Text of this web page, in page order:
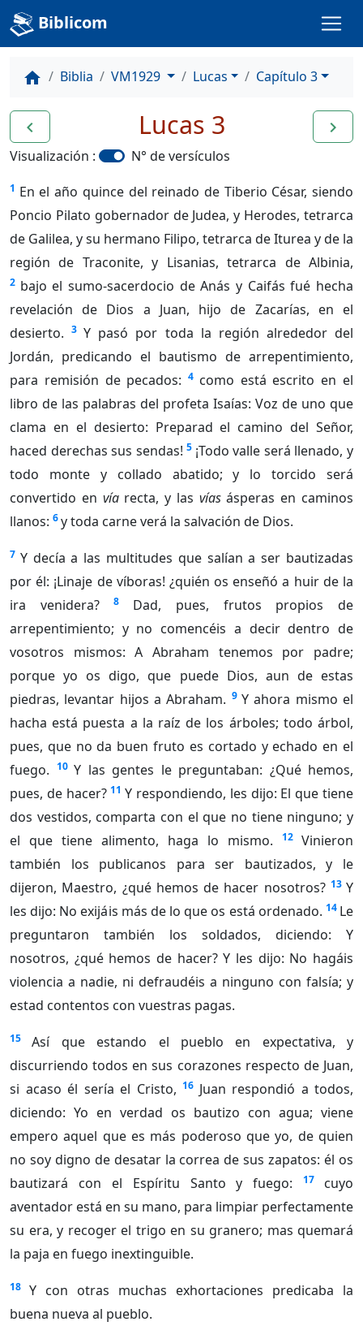
Biblicom
home Biblia VM1929 Lucas Capítulo 3
navigate_before navigate_next
Lucas 3
Visualización : N° de versículos
1 En el año quince del reinado de Tiberio César, siendo
Poncio Pilato gobernador de Judea, y Herodes, tetrarca
de Galilea, y su hermano Filipo, tetrarca de Iturea y de la
región de Traconite, y Lisanias, tetrarca de Albinia,
2 bajo el sumo-sacerdocio de Anás y Caifás fué hecha
revelación de Dios a Juan, hijo de Zacarías, en el
desierto. 3 Y pasó por toda la región alrededor del
Jordán, predicando el bautismo de arrepentimiento,
para remisión de pecados: 4 como está escrito en el
libro de las palabras del profeta Isaías: Voz de uno que
clama en el desierto: Preparad el camino del Señor,
haced derechas sus sendas! 5 ¡Todo valle será llenado, y
todo monte y collado abatido; y lo torcido será
convertido en víarecta, y las víasásperas en caminos
llanos: 6y toda carne verá la salvación de Dios.
7 Y decía a las multitudes que salían a ser bautizadas
por él: ¡Linaje de víboras! ¿quién os enseñó a huir de la
ira venidera?
8
Dad, pues, frutos propios de
arrepentimiento; y no comencéis a decir dentro de
vosotros mismos: A Abraham tenemos por padre;
porque yo os digo, que puede Dios, aun de estas
piedras, levantar hijos a Abraham. 9 Y ahora mismo el
hacha está puesta a la raíz de los árboles; todo árbol,
pues, que no da buen fruto es cortado y echado en el
fuego. 10 Y las gentes le preguntaban: ¿Qué hemos,
pues, de hacer? 11 Y respondiendo, les dijo: El que tiene
dos vestidos, comparta con el que no tiene ninguno; y
el que tiene alimento, haga lo mismo.
12 Vinieron
también los publicanos para ser bautizados, y le
dijeron, Maestro, ¿qué hemos de hacer nosotros? 13 Y
les dijo: No exijáis más de lo que os está ordenado. 14 Le
preguntaron también los soldados, diciendo: Y
nosotros, ¿qué hemos de hacer? Y les dijo: No hagáis
violencia a nadie, ni defraudéis a ninguno con falsía; y
estad contentos con vuestras pagas.
15
Así que estando el pueblo en expectativa, y
discurriendo todos en sus corazones respecto de Juan,
si acaso él sería el Cristo, 16 Juan respondió a todos,
diciendo: Yo en verdad os bautizo con agua; viene
empero aquel que es más poderoso que yo, de quien
no soy digno de desatar la correa de sus zapatos: él os
bautizará con el Espíritu Santo y fuego:
17
cuyo
aventador está en su mano, para limpiar perfectamente
su era, y recoger el trigo en su granero; mas quemará
la paja en fuego inextinguible.
18 Y con otras muchas exhortaciones predicaba la
buena nueva al pueblo.